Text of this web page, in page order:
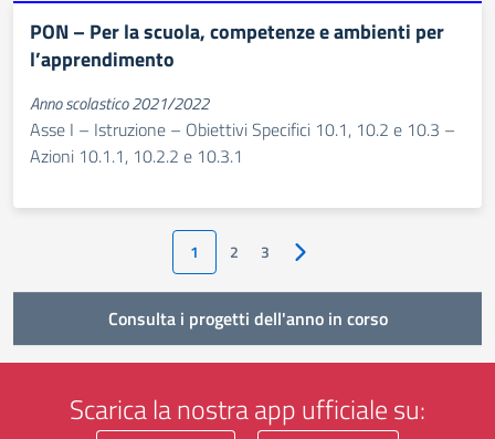
PON – Per la scuola, competenze e ambienti per
l’apprendimento
Anno scolastico 2021/2022
Asse I – Istruzione – Obiettivi Specifici 10.1, 10.2 e 10.3 –
Azioni 10.1.1, 10.2.2 e 10.3.1
1 2 3 Pagina successiva
Consulta i progetti dell'anno in corso
Scarica la nostra app ufficiale su: